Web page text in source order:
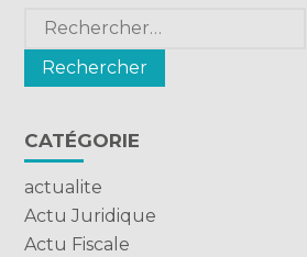
Rechercher :
CATÉGORIE
actualite
Actu Juridique
Actu Fiscale